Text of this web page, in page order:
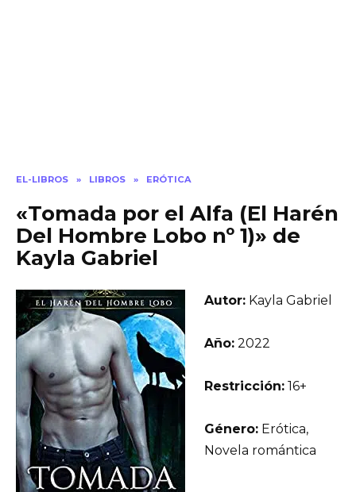
EL-LIBROS » LIBROS » ERÓTICA
«Tomada por el Alfa (El Harén
Del Hombre Lobo nº 1)» de
Kayla Gabriel
Autor: Kayla Gabriel
Año: 2022
Restricción: 16+
Género: Erótica,
Novela romántica